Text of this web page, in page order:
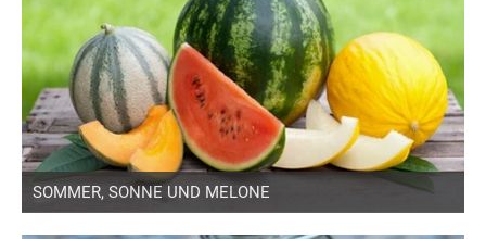
SOMMER, SONNE UND MELONE